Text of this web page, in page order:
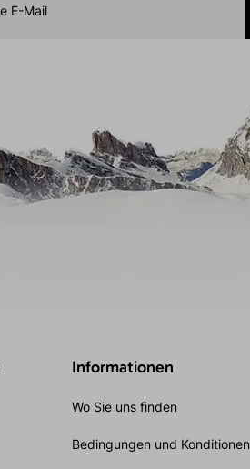
Informationen
Wo Sie uns finden
Bedingungen und Konditionen